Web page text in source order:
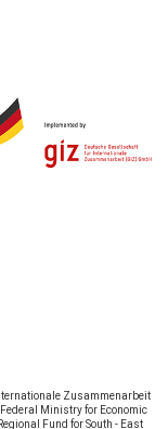
Zusammenarbeit
Ministry for Economic
Fund for South - East